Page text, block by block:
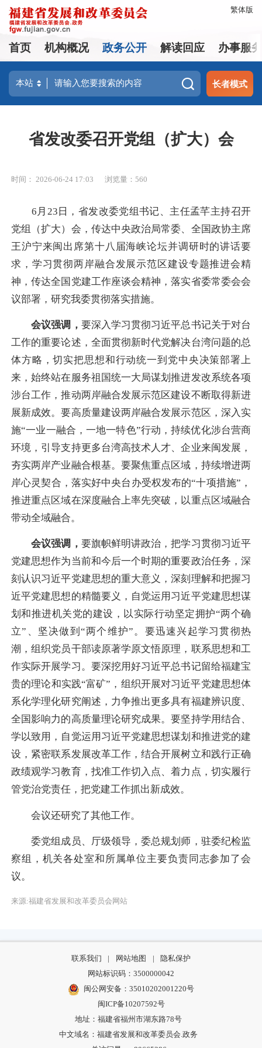
繁体版
首页 机构概况 政务公开 解读回应 办事服
长者模式
省发改委召开党组（扩大）会
时间： 2026-06-24 17:03 浏览量：560
6月23日，省发改委党组书记、主任孟芊主持召开
党组（扩大）会，传达中央政治局常委、全国政协主席
王沪宁来闽出席第十八届海峡论坛并调研时的讲话要
求，学习贯彻两岸融合发展示范区建设专题推进会精
神，传达全国党建工作座谈会精神，落实省委常委会会
议部署，研究我委贯彻落实措施。
会议强调， 要深入学习贯彻习近平总书记关于对台
工作的重要论述，全面贯彻新时代党解决台湾问题的总
体方略，切实把思想和行动统一到党中央决策部署上
来，始终站在服务祖国统一大局谋划推进发改系统各项
涉台工作，推动两岸融合发展示范区建设不断取得新进
展新成效。要高质量建设两岸融合发展示范区，深入实
施“一业一融合，一地一特色”行动，持续优化涉台营商
环境，引导支持更多台湾高技术人才、企业来闽发展，
夯实两岸产业融合根基。要聚焦重点区域，持续增进两
岸心灵契合，落实好中央台办受权发布的“十项措施”，
推进重点区域在深度融合上率先突破，以重点区域融合
带动全域融合。
会议强调， 要旗帜鲜明讲政治，把学习贯彻习近平
党建思想作为当前和今后一个时期的重要政治任务，深
刻认识习近平党建思想的重大意义，深刻理解和把握习
近平党建思想的精髓要义，自觉运用习近平党建思想谋
划和推进机关党的建设，以实际行动坚定拥护“两个确
立”、坚决做到“两个维护”。要迅速兴起学习贯彻热
潮，组织党员干部读原著学原文悟原理，联系思想和工
作实际开展学习。要深挖用好习近平总书记留给福建宝
贵的理论和实践“富矿”，组织开展对习近平党建思想体
系化学理化研究阐述，力争推出更多具有福建辨识度、
全国影响力的高质量理论研究成果。要坚持学用结合、
学以致用，自觉运用习近平党建思想谋划和推进党的建
设，紧密联系发展改革工作，结合开展树立和践行正确
政绩观学习教育，找准工作切入点、着力点，切实履行
管党治党责任，把党建工作抓出新成效。
会议还研究了其他工作。
委党组成员、厅级领导，委总规划师，驻委纪检监
察组，机关各处室和所属单位主要负责同志参加了会
议。
来源:福建省发展和改革委员会网站
联系我们 | 网站地图 |
隐私保护
网站标识码：3500000042
闽公网安备：35010202001220号
闽ICP备10207592号
地址：福建省福州市湖东路78号
中文域名：福建省发展和改革委员会.政务